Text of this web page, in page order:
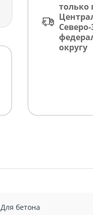
только
округу
Для бетона